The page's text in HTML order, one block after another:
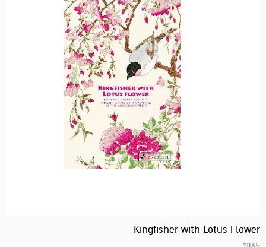
Kingfisher with Lotus Flower